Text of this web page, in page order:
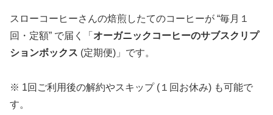
スローコーヒーさんの焙煎したてのコーヒーが “毎月１
回・定額” で届く「 オーガニックコーヒーのサブスクリプ
ションボックス (定期便)」です。
※ 1回ご利用後の解約やスキップ (１回お休み) も可能で
す。